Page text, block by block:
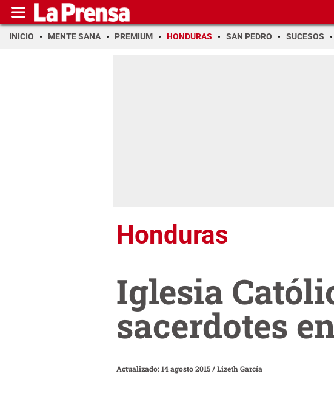
INICIO MENTE SANA PREMIUM HONDURAS SAN PEDRO SUCESOS
Honduras
Iglesia
sacerdotes
Actualizado: 14 agosto 2015/Lizeth García